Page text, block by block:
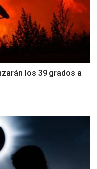
los 39 grados a